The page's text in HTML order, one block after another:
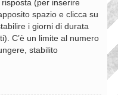
(per inserire
spazio e clicca su
i giorni di durata
C’è un limite al numero
stabilito